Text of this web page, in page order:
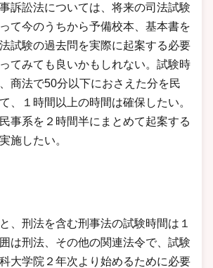
訴訟法については、将来の司法試験
て今のうちから予備校本、基本書を
試験の過去問を実際に起案する必要
てみても良いかもしれない。試験時
商法で50分以下におさえた分を民
、１時間以上の時間は確保したい。
事系を２時間半にまとめて起案する
施したい。
、刑法を含む刑事法の試験時間は１
は刑法、その他の関連法令で、試験
大学院２年次より始めるために必要